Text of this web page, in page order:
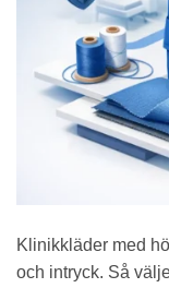
Klinikkläder med
och intryck. Så